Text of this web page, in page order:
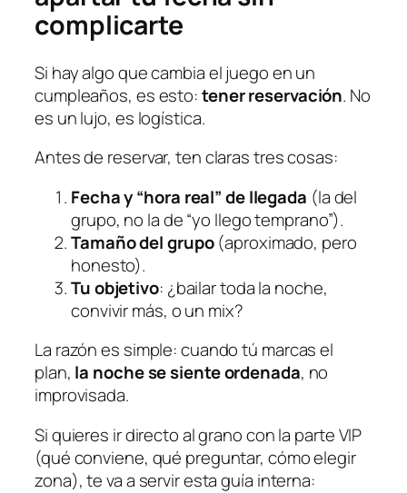
complicarte
Si hay algo que cambia el juego en un
cumpleaños, es esto:tener reservación. No
es un lujo, es logística.
Antes de reservar, ten claras tres cosas:
Fecha y “hora real” de llegada (la del
grupo, no la de “yo llego temprano”).
Tamaño del grupo(aproximado, pero
honesto).
Tu objetivo: ¿bailar toda la noche,
convivir más, o un mix?
La razón es simple: cuando tú marcas el
plan, la noche se siente ordenada, no
improvisada.
Si quieres ir directo al grano con la parte VIP
(qué conviene, qué preguntar, cómo elegir
zona), te va a servir esta guía interna: